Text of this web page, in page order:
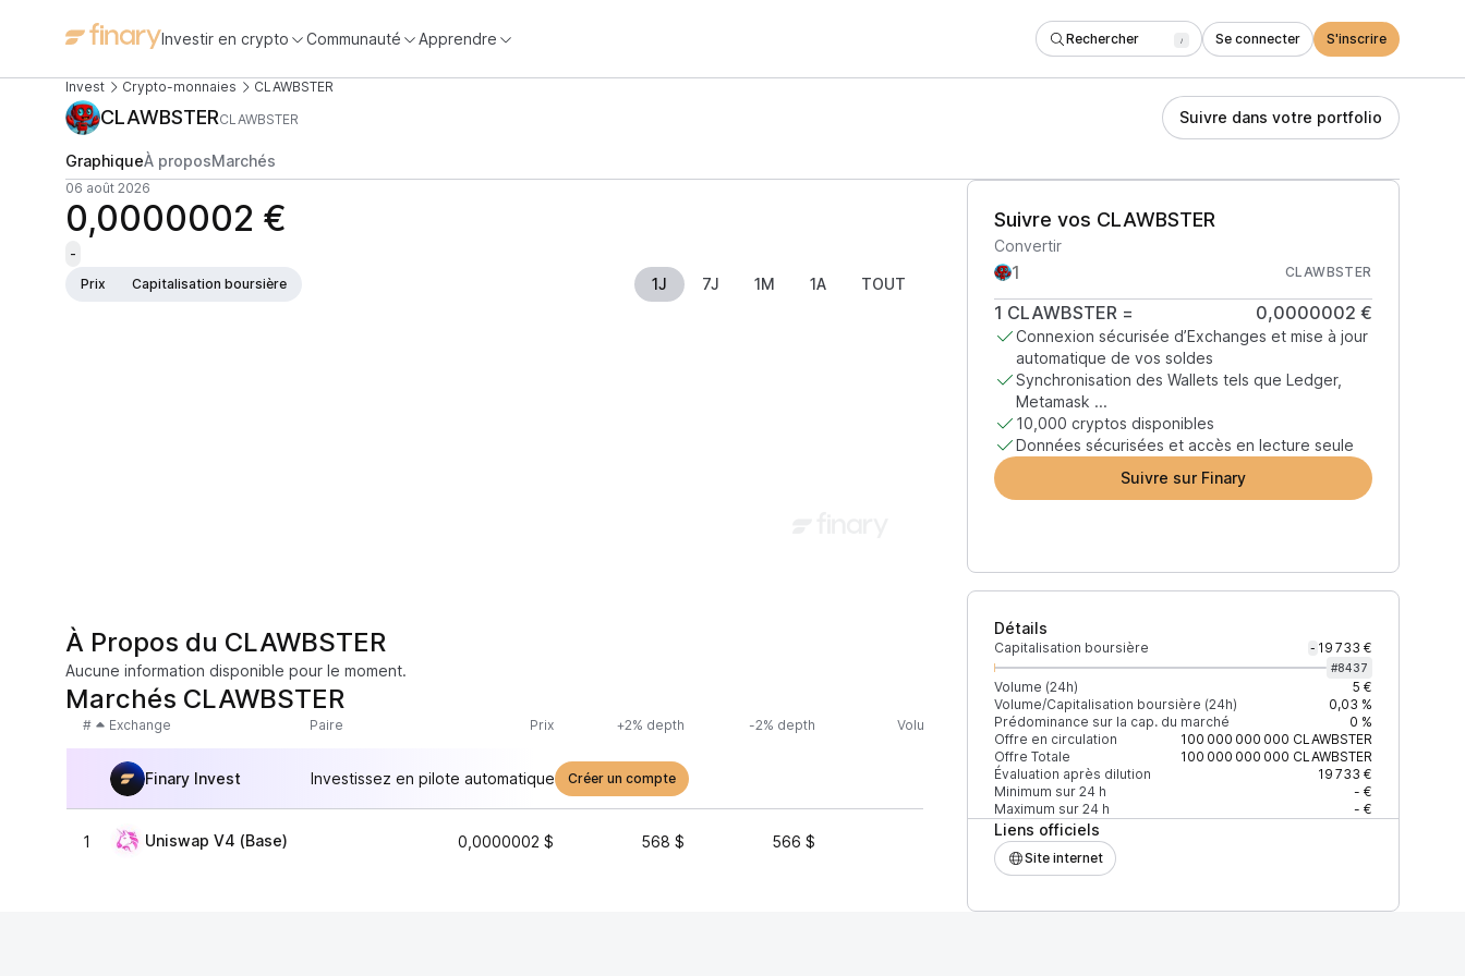
Investir en crypto Communauté Apprendre Rechercher / Se connecter S'inscrire
Invest Crypto-monnaies CLAWBSTER
CLAWBSTERCLAWBSTER Suivre dans votre portfolio
GraphiqueÀ proposMarchés
06 août 2026
0,0000002 €
-
Prix
Capitalisation boursière 1J 7J 1M 1A TOUT
Suivre vos CLAWBSTER
Convertir
CLAWBSTER
1 CLAWBSTER= 0,0000002 €
Connexion sécurisée d’Exchanges et mise à jour
automatique de vos soldes
Synchronisation des Wallets tels que Ledger,
Metamask ...
10,000 cryptos disponibles
Données sécurisées et accès en lecture seule
Suivre sur Finary
Détails
Capitalisation boursière - 19 733 €
#8437
Volume (24h)
5 €
Volume/Capitalisation boursière (24h)
0,03 %
Prédominance sur la cap. du marché
0 %
Offre en circulation
100 000 000 000 CLAWBSTER
Offre Totale
100 000 000 000 CLAWBSTER
Évaluation après dilution
19 733 €
Minimum sur 24 h
- €
Maximum sur 24 h
- €
Liens officiels
Site internet
À Propos du CLAWBSTER
Aucune information disponible pour le moment.
Marchés CLAWBSTER
# Exchange Paire Prix +2% depth -2% depth Volume (24h) % du volume Confiance Mis à jour
Finary Invest Investissez en pilote automatique Créer un compte
1 Uniswap V4 (Base) 0,0000002 $ 568 $ 566 $ 100 %